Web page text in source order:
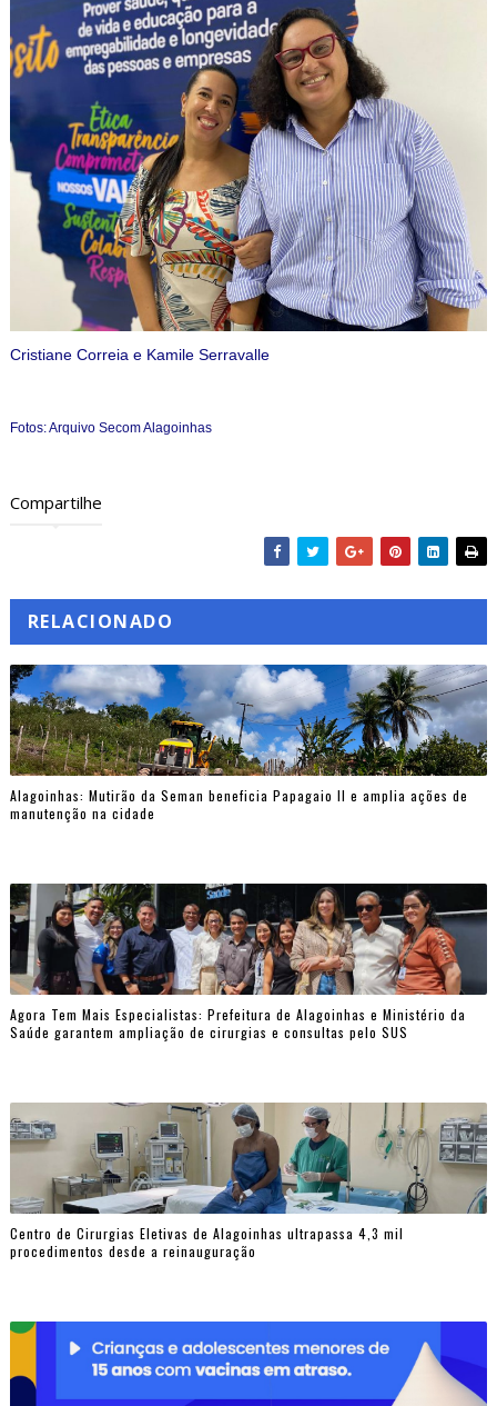
Cristiane Correia e Kamile Serravalle
Fotos: Arquivo Secom Alagoinhas
Compartilhe
RELACIONADO
Alagoinhas: Mutirão da Seman beneficia Papagaio II e amplia ações de
manutenção na cidade
Agora Tem Mais Especialistas: Prefeitura de Alagoinhas e Ministério da
Saúde garantem ampliação de cirurgias e consultas pelo SUS
Centro de Cirurgias Eletivas de Alagoinhas ultrapassa 4,3 mil
procedimentos desde a reinauguração